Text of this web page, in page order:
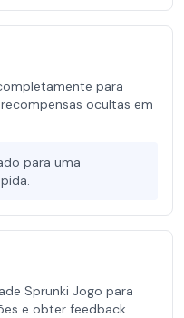
para
ocultas em
para uma
Sprunki Jogo para
e obter feedback.